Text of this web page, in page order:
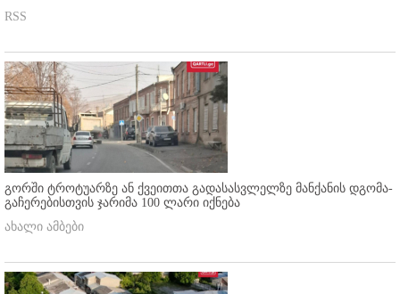
RSS
გორში ტროტუარზე ან ქვეითთა გადასასვლელზე მანქანის დგომა-
გაჩერებისთვის ჯარიმა 100 ლარი იქნება
ახალი ამბები